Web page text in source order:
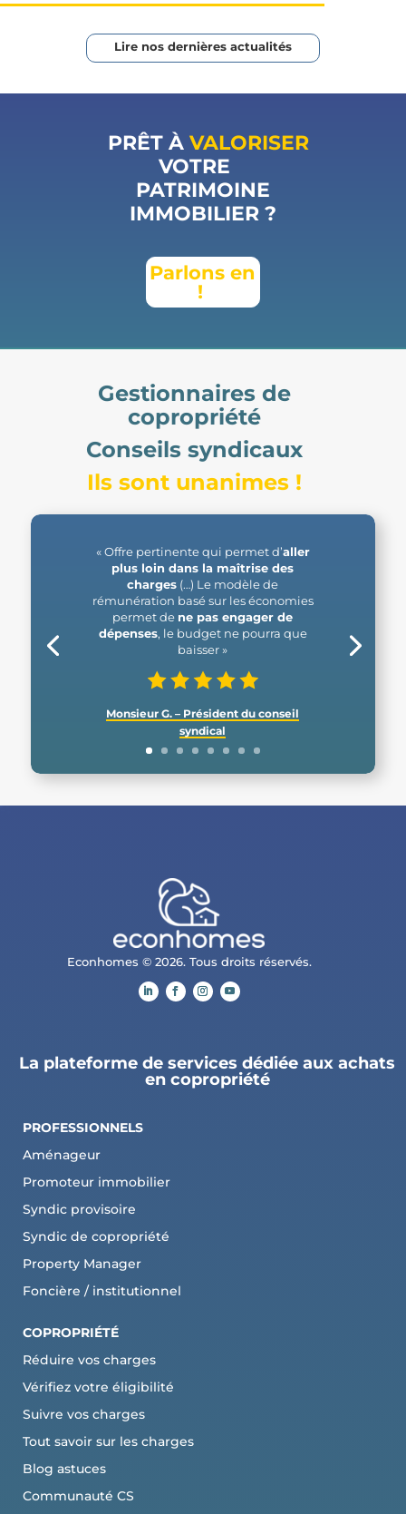
Lire nos dernières actualités
PRÊT À VALORISER
VOTRE
PATRIMOINE
IMMOBILIER ?
Parlons en
!
Gestionnaires de
copropriété
Conseils syndicaux
Ils sont unanimes !
« Offre pertinente qui permet d’aller
plus loin dans la maîtrise des
charges (…) Le modèle de
rémunération basé sur les économies
permet de ne pas engager de
dépenses, le budget ne pourra que
baisser »
Monsieur G. – Président du conseil
syndical
Econhomes © 2026. Tous droits réservés.
La plateforme de services dédiée aux achats
en copropriété
PROFESSIONNELS
Aménageur
Promoteur immobilier
Syndic provisoire
Syndic de copropriété
Property Manager
Foncière / institutionnel
COPROPRIÉTÉ
Réduire vos charges
Vérifiez votre éligibilité
Suivre vos charges
Tout savoir sur les charges
Blog astuces
Communauté CS